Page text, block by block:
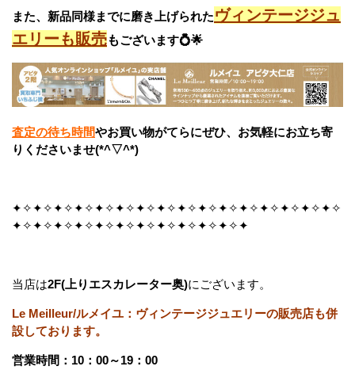
また、新品同様までに磨き上げられたヴィンテージジュ
エリーも販売もございます💍🌟
査定の待ち時間やお買い物がてらにぜひ、お気軽にお立ち寄
りくださいませ(*^▽^*)
✦✧✦✧✦✧✦✧✦✧✦✧✦✧✦✧✦✧✦✧✦✧✦✧✦✧✦✧✦✧✦✧
✦✧✦✧✦✧✦✧✦✧✦✧✦✧✦✧✦✧✦✧✦✧✦
当店は2F(上りエスカレーター奥)にございます。
Le Meilleur/ルメイユ：ヴィンテージジュエリーの販売店も併
設しております。
営業時間：10：00～19：00